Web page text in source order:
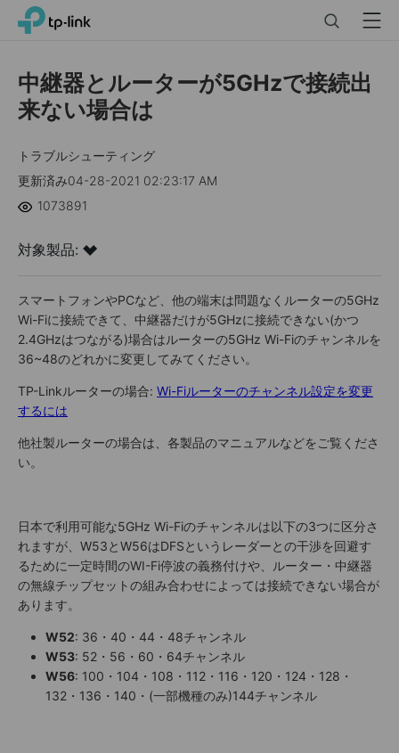
Click
navigation
bar
TP-Link, Reliably Smart Menu
中継器とルーターが5GHzで接続出
来ない場合は
トラブルシューティング
更新済み04-28-2021 02:23:17 AM
1073891
対象製品:
スマートフォンやPCなど、他の端末は問題なくルーターの5GHz
Wi-Fiに接続できて、中継器だけが5GHzに接続できない(かつ
2.4GHzはつながる)場合はルーターの5GHz Wi-Fiのチャンネルを
36~48のどれかに変更してみてください。
TP-Linkルーターの場合: Wi-Fiルーターのチャンネル設定を変更
するには
他社製ルーターの場合は、各製品のマニュアルなどをご覧くださ
い。
日本で利用可能な5GHz Wi-Fiのチャンネルは以下の3つに区分さ
れますが、W53とW56はDFSというレーダーとの干渉を回避す
るために一定時間のWI-Fi停波の義務付けや、ルーター・中継器
の無線チップセットの組み合わせによっては接続できない場合が
あります。
W52: 36・40・44・48チャンネル
W53: 52・56・60・64チャンネル
W56: 100・104・108・112・116・120・124・128・
132・136・140・(一部機種のみ)144チャンネル